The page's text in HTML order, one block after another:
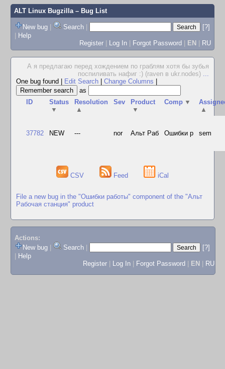
ALT Linux Bugzilla– Bug List
New bug | Search |
[?]
| Help
Register | Log In | Forgot Password | EN | RU
А я предлагаю перед хождением по граблям хотя бы зубья
поспиливать нафиг :) (raven в ukr.nodes) ...
One bug found
Edit Search Change Columns
as
ID
Status
▼
Resolution
▲
Sev
Product
▼
Comp ▼
▲
37782 NEW --- nor Альт Раб Ошибки р sem
CSV Feed iCal
File a new bug in the "Ошибки работы" component of the "Альт
Рабочая станция" product
Actions:
New bug
Search
[?]
Help
Register
Log In Forgot Password EN RU